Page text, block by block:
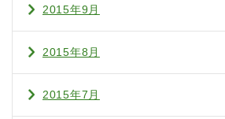
2015年9月
2015年8月
2015年7月